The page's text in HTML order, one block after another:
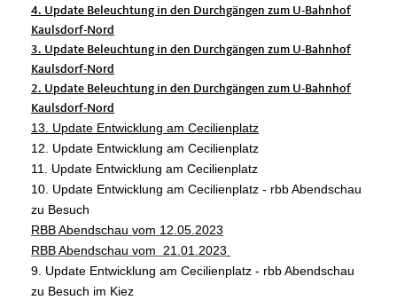
4. Update Beleuchtung in den Durchgängen zum U-Bahnhof
Kaulsdorf-Nord
3. Update Beleuchtung in den Durchgängen zum U-Bahnhof
Kaulsdorf-Nord
2. Update Beleuchtung in den Durchgängen zum U-Bahnhof
Kaulsdorf-Nord
13. Update Entwicklung am Cecilienplatz
12. Update Entwicklung am Cecilienplatz
11. Update Entwicklung am Cecilienplatz
10. Update Entwicklung am Cecilienplatz - rbb Abendschau
zu Besuch
RBB Abendschau vom 12.05.2023
RBB Abendschau vom 21.01.2023
9. Update Entwicklung am Cecilienplatz - rbb Abendschau
zu Besuch im Kiez